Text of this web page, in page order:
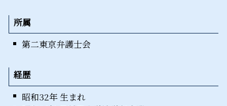
所属
第二東京弁護士会
経歴
昭和32年 生まれ